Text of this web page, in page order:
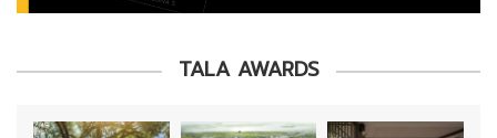
TALA AWARDS